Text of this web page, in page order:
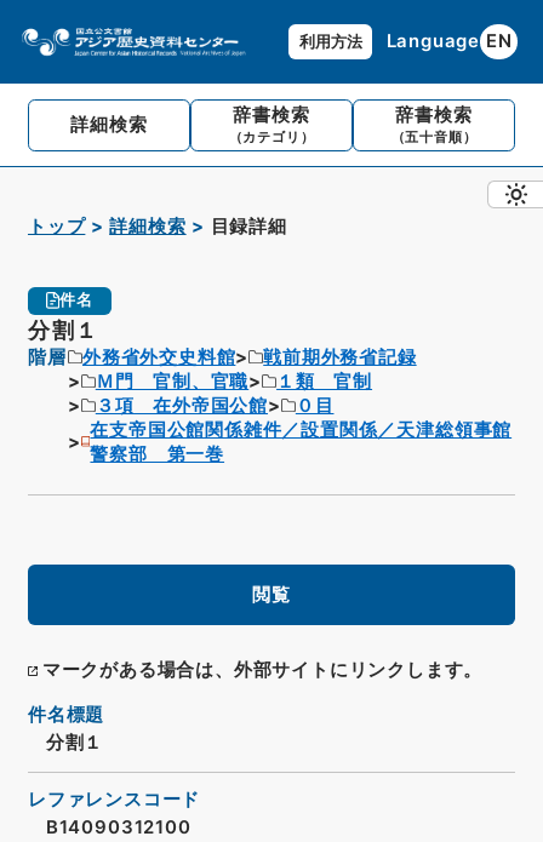
利用方法 Language EN
詳細検索 辞書検索
（カテゴリ）
辞書検索
（五十音順）
トップ 詳細検索 目録詳細
件名
分割１
階層 外務省外交史料館
戦前期外務省記録
Ｍ門 官制、官職
１類 官制
３項 在外帝国公館
０目
在支帝国公館関係雑件／設置関係／天津総領事館
警察部 第一巻
閲覧
マークがある場合は、外部サイトにリンクします。
件名標題
分割１
レファレンスコード
B14090312100